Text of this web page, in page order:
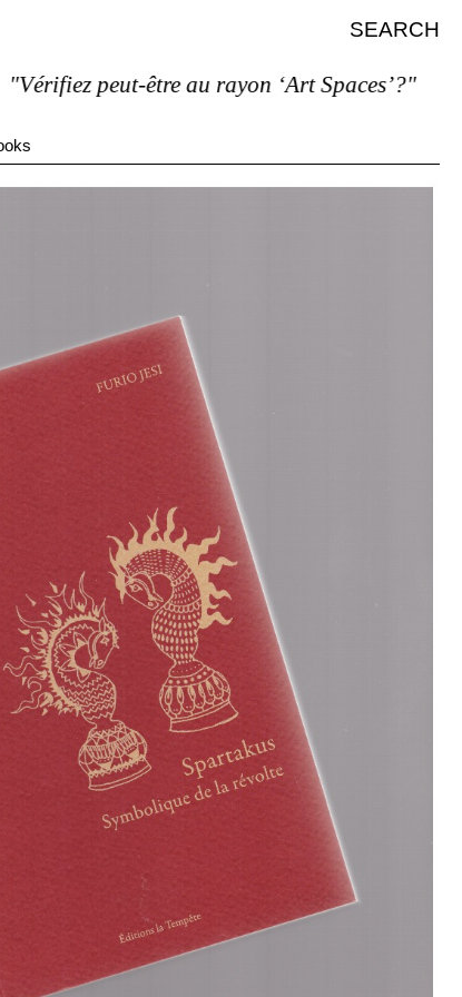
SEARCH
peut-être au rayon ‘Art Spaces’?"